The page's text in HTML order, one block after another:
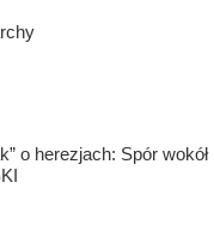
o herezjach: Spór